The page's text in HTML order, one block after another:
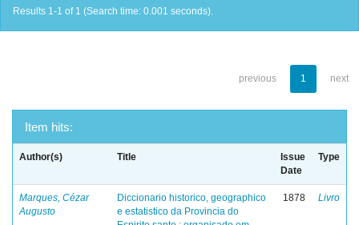
Results 1-1 of 1 (Search time: 0.001 seconds).
previous 1 next
Item hits:
Author(s) Title
Issue
Date
Type
Marques, Cézar
Augusto
Diccionario historico, geographico
e estatistico da Provincia do
1878 Livro